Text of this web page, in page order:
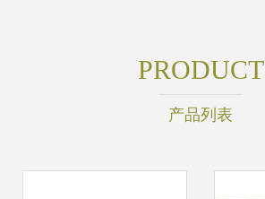
PRODUCT
产品列表